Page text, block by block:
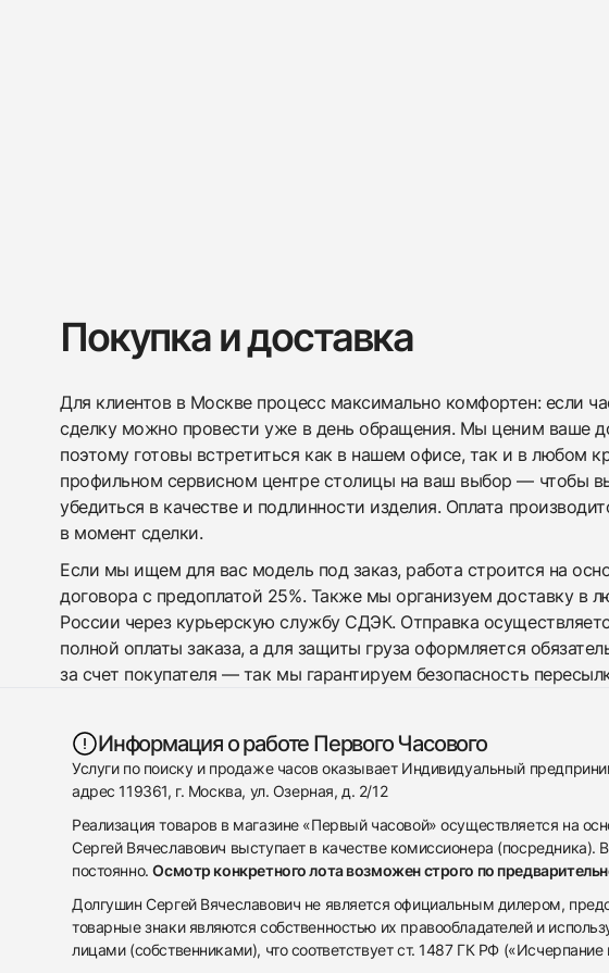
Покупка и доставка
Для клиентов в Москве процесс максимально комфортен: если
сделку можно провести уже в день обращения. Мы ценим ваше
поэтому готовы встретиться как в нашем офисе, так и в любом
профильном сервисном центре столицы на ваш выбор — чтобы
убедиться в качестве и подлинности изделия. Оплата
в момент сделки.
Если мы ищем для вас модель под заказ, работа строится на
договора с предоплатой 25%. Также мы организуем доставку в
России через курьерскую службу СДЭК. Отправка
полной оплаты заказа, а для защиты груза оформляется
за счет покупателя — так мы гарантируем безопасность
Информация о работе Первого Часового
Услуги по поиску и продаже часов оказывает Индивидуальный
адрес 119361, г. Москва, ул. Озерная, д. 2/12
Реализация товаров в магазине «Первый часовой» осуществляется на
Сергей Вячеславович выступает в качестве комиссионера (посредника).
постоянно.Осмотр конкретного лота возможен строго по
Долгушин Сергей Вячеславович не является официальным дилером,
товарные знаки являются собственностью их правообладателей и
лицами (собственниками), что соответствует ст. 1487 ГК РФ